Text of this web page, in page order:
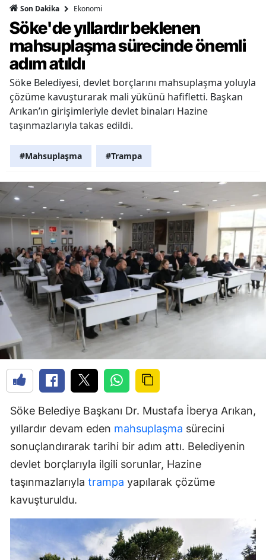
Son Dakika Ekonomi
Söke'de yıllardır beklenen
mahsuplaşma sürecinde önemli
adım atıldı
Söke Belediyesi, devlet borçlarını mahsuplaşma yoluyla
çözüme kavuşturarak mali yükünü hafifletti. Başkan
Arıkan’ın girişimleriyle devlet binaları Hazine
taşınmazlarıyla takas edildi.
#Mahsuplaşma #Trampa
Söke Belediye Başkanı Dr. Mustafa İberya Arıkan,
yıllardır devam eden mahsuplaşma sürecini
sonuçlandırarak tarihi bir adım attı. Belediyenin
devlet borçlarıyla ilgili sorunlar, Hazine
taşınmazlarıyla trampa yapılarak çözüme
kavuşturuldu.